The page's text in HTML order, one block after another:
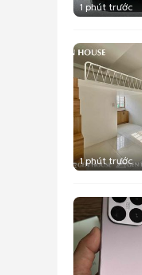
1 phút trước
1 phút trước